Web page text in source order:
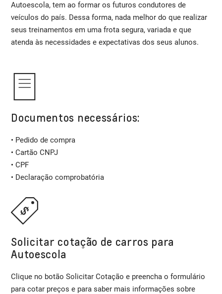
Autoescola, tem ao formar os futuros condutores de
veículos do país. Dessa forma, nada melhor do que realizar
seus treinamentos em uma frota segura, variada e que
atenda às necessidades e expectativas dos seus alunos.
Documentos necessários:
• Pedido de compra
• Cartão CNPJ
• CPF
• Declaração comprobatória
Solicitar cotação de carros para
Autoescola
Clique no botão Solicitar Cotação e preencha o formulário
para cotar preços e para saber mais informações sobre